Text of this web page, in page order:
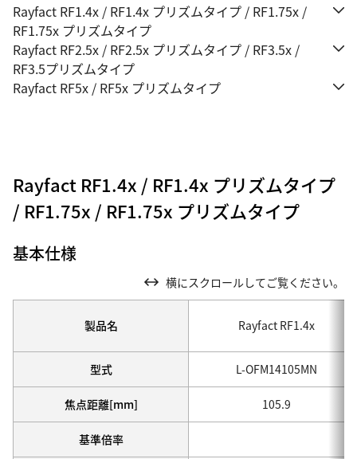
Rayfact RF1.4x / RF1.4x プリズムタイプ / RF1.75x /
RF1.75x プリズムタイプ
Rayfact RF2.5x / RF2.5x プリズムタイプ / RF3.5x /
RF3.5プリズムタイプ
Rayfact RF5x / RF5x プリズムタイプ
Rayfact RF1.4x / RF1.4x プリズムタイプ
/ RF1.75x / RF1.75x プリズムタイプ
基本仕様
横にスクロールしてご覧ください。
製品名 Rayfact RF1.4x
型式 L-OFM14105MN
焦点距離[mm] 105.9
基準倍率